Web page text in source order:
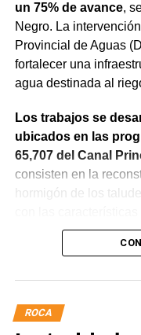
un 75% de avance,
Negro. La
Provincial de Aguas
fortalecer una
agua destinada al
Los trabajos se
ubicados en las
65,707 del Canal
consisten en la
hormigón de los
La obra incluye la
requieren, la
hormigón reforzado
juntas para mejorar la
ROCA